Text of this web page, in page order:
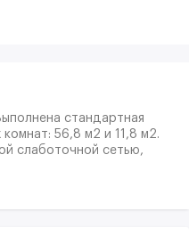
стандартная
56,8 м2 и 11,8 м2.
слаботочной сетью,
полностью